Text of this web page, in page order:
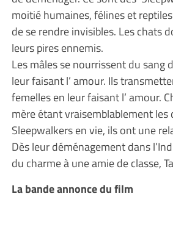
moitié humaines, félines et
de se rendre invisibles. Les chats
leurs pires ennemis.
Les mâles se nourrissent du sang
leur faisant l’ amour. Ils
femelles en leur faisant l’ amour.
mère étant vraisemblablement les
Sleepwalkers en vie, ils ont une
Dès leur déménagement dans
du charme à une amie de classe,
La bande annonce du film